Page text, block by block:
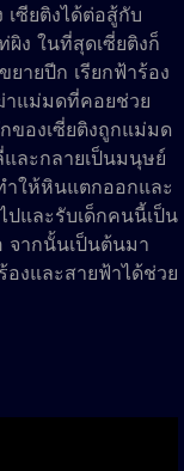
เซียติงได้ต่อสู้กับ
ผิง ในที่สุดเซี่ยติงก็
ยายปีก เรียกฟ้าร้อง
าแม่มดที่คอยช่วย
ของเซี่ยติงถูกแม่มด
และกลายเป็นมนุษย์
ำให้หินแตกออกและ
ปและรับเด็กคนนี้เป็น
จากนั้นเป็นต้นมา
องและสายฟ้าได้ช่วย